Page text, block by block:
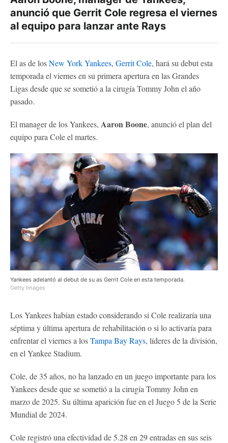
anunció que Gerrit Cole regresa el viernes
al equipo para lanzar ante Rays
El as de losNew York Yankees, Gerrit Cole, hará su debut esta
temporada el viernes en su primera apertura en las Grandes
Ligas desde que se sometió a la cirugía Tommy John el año
pasado.
El manager de los Yankees, Aaron Boone, anunció el plan del
equipo para Cole el martes.
Yankees adelantó al debut de su as Gerrit Cole en esta temporada.
Getty Images
Los Yankees habían estado considerando si Cole realizaría una
séptima y última apertura de rehabilitación o si lo activaría para
enfrentar el viernes a losTampa Bay Rays, líderes de la división,
en el Yankee Stadium.
Cole, de 35 años, no ha lanzado en un juego importante para los
Yankees desde que se sometió a la cirugía Tommy John en
marzo de 2025. Su última aparición fue en el Juego 5 de la Serie
Mundial de 2024.
Cole registró una efectividad de 5.28 en 29 entradas en sus seis